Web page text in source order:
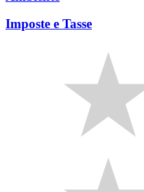
Imposte e Tasse